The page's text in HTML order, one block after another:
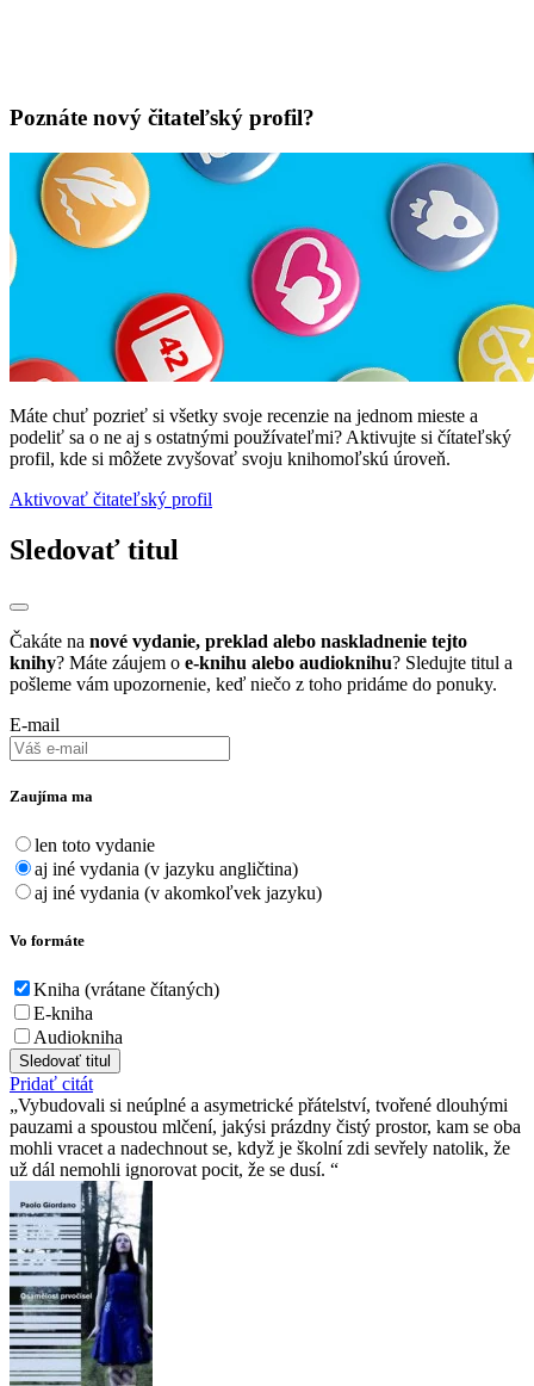
Poznáte nový čitateľský profil?
Máte chuť pozrieť si všetky svoje recenzie na jednom mieste a
podeliť sa o ne aj s ostatnými používateľmi? Aktivujte si čítateľský
profil, kde si môžete zvyšovať svoju knihomoľskú úroveň.
Aktivovať čitateľský profil
Sledovať titul
Čakáte na nové vydanie, preklad alebo naskladnenie tejto
knihy? Máte záujem o e-knihu alebo audioknihu? Sledujte titul a
pošleme vám upozornenie, keď niečo z toho pridáme do ponuky.
E-mail
Zaujíma ma
len toto vydanie
aj iné vydania (v jazyku angličtina)
aj iné vydania (v akomkoľvek jazyku)
Vo formáte
Kniha (vrátane čítaných)
E-kniha
Audiokniha
Sledovať titul
Pridať citát
Vybudovali si neúplné a asymetrické přátelství, tvořené dlouhými
pauzami a spoustou mlčení, jakýsi prázdny čistý prostor, kam se oba
mohli vracet a nadechnout se, když je školní zdi sevřely natolik, že
už dál nemohli ignorovat pocit, že se dusí.